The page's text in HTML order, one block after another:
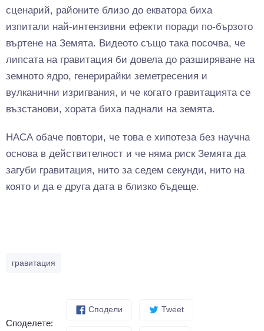
сценарий, районите близо до екватора биха
изпитали най-интензивни ефекти поради по-бързото
въртене на Земята. Видеото също така посочва, че
липсата на гравитация би довела до разширяване на
земното ядро, генерирайки земетресения и
вулканични изригвания, и че когато гравитацията се
възстанови, хората биха паднали на земята.
НАСА обаче повтори, че това е хипотеза без научна
основа в действителност и че няма риск Земята да
загуби гравитация, нито за седем секунди, нито на
която и да е друга дата в близко бъдеще.
гравитация
Споделете:
Сподели Tweet